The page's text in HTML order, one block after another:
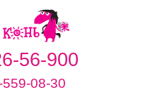
56-900
08-30